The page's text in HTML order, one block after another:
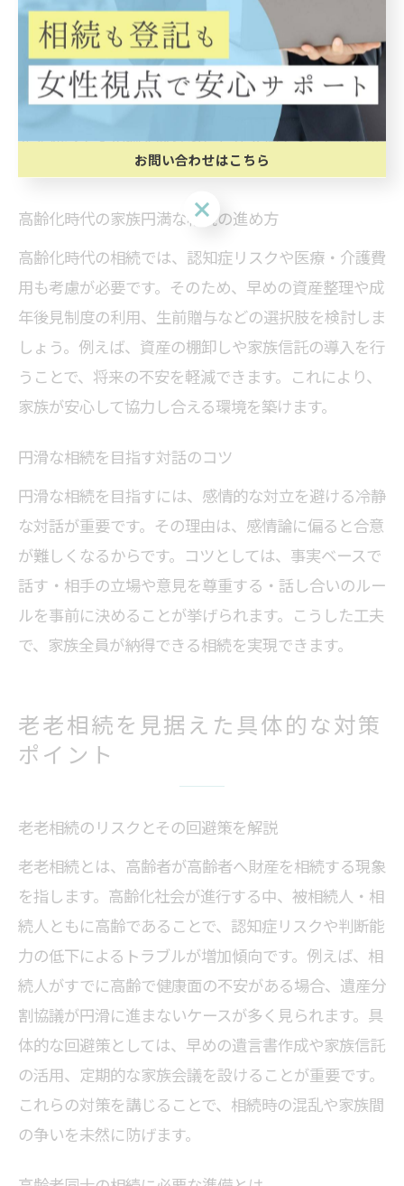
相続時の家族間コミュニケーションは、信頼関係の維
持に不可欠です。なぜなら、率直な意思表示と情報共
有が、誤解や不信を未然に防ぐからです。具体的に
は、資産状況や希望をオープンに話し合い、全員が意
見を述べやすい場を設けることが大切です。こうした
積極的な対話が、円満な相続の基盤となります。
高齢化時代の家族円満な相続の進め方
高齢化時代の相続では、認知症リスクや医療・介護費
用も考慮が必要です。そのため、早めの資産整理や成
年後見制度の利用、生前贈与などの選択肢を検討しま
しょう。例えば、資産の棚卸しや家族信託の導入を行
うことで、将来の不安を軽減できます。これにより、
家族が安心して協力し合える環境を築けます。
円滑な相続を目指す対話のコツ
円滑な相続を目指すには、感情的な対立を避ける冷静
な対話が重要です。その理由は、感情論に偏ると合意
が難しくなるからです。コツとしては、事実ベースで
話す・相手の立場や意見を尊重する・話し合いのルー
ルを事前に決めることが挙げられます。こうした工夫
で、家族全員が納得できる相続を実現できます。
老老相続を見据えた具体的な対策
ポイント
老老相続のリスクとその回避策を解説
老老相続とは、高齢者が高齢者へ財産を相続する現象
を指します。高齢化社会が進行する中、被相続人・相
続人ともに高齢であることで、認知症リスクや判断能
力の低下によるトラブルが増加傾向です。例えば、相
続人がすでに高齢で健康面の不安がある場合、遺産分
割協議が円滑に進まないケースが多く見られます。具
体的な回避策としては、早めの遺言書作成や家族信託
の活用、定期的な家族会議を設けることが重要です。
これらの対策を講じることで、相続時の混乱や家族間
の争いを未然に防げます。
お問い合わせはこちら
お問い合わせはこちら